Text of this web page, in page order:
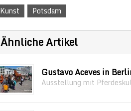
Kunst Potsdam
Ähnliche Artikel
Gustavo Aceves in
Ausstellung mit